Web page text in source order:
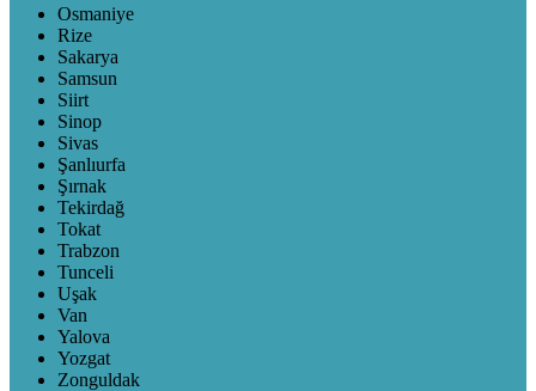
Osmaniye
Rize
Sakarya
Samsun
Siirt
Sinop
Sivas
Şanlıurfa
Şırnak
Tekirdağ
Tokat
Trabzon
Tunceli
Uşak
Van
Yalova
Yozgat
Zonguldak